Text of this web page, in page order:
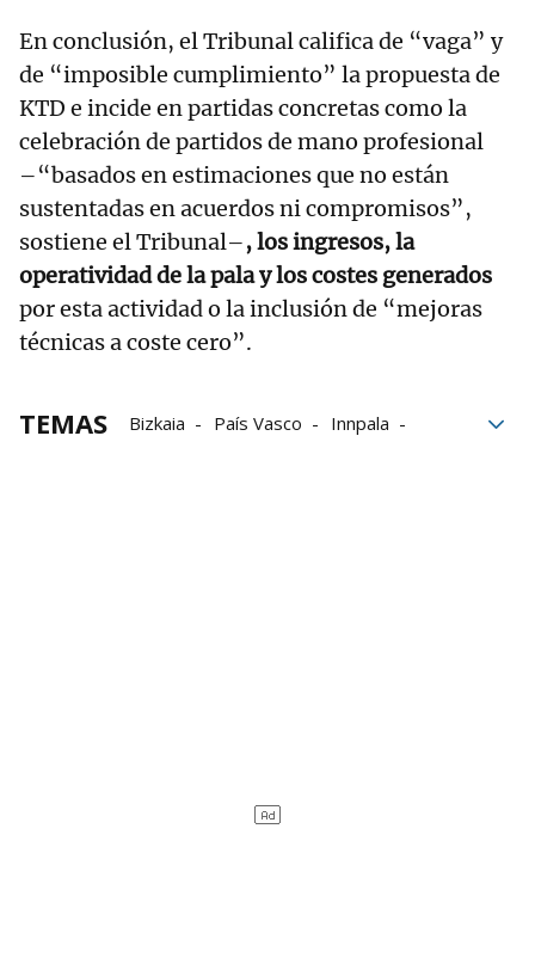
En conclusión, el Tribunal califica de “vaga” y
de “imposible cumplimiento” la propuesta de
KTD e incide en partidas concretas como la
celebración de partidos de mano profesional
–“basados en estimaciones que no están
sustentadas en acuerdos ni compromisos”,
sostiene el Tribunal–, los ingresos, la
operatividad de la pala y los costes generados
por esta actividad o la inclusión de “mejoras
técnicas a coste cero”.
TEMAS Bizkaia País Vasco
Innpala